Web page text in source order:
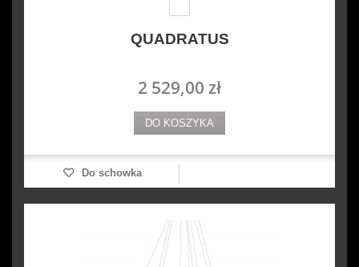
QUADRATUS
2 529,00 zł
DO KOSZYKA
Do schowka